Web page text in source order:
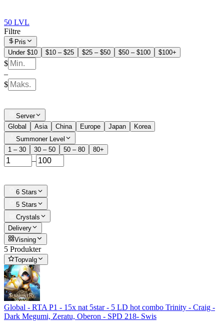
50 LVL
Filtre
Pris
Under $10
$10 – $25 $25 – $50 $50 – $100 $100+
$
–
$
Server
Global
Asia China Europe Japan
Korea
Summoner Level
1 – 30
30 – 50 50 – 80 80+
–
6 Stars
5 Stars
Crystals
Delivery
Visning
5 Produkter
Topvalg
Global - RTA P1 - 15x nat 5star - 5 LD hot combo Trinity - Craig -
Dark Megumi, Zeratu, Oberon - SPD 218- Swis